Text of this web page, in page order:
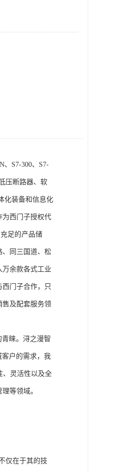
S7-300、S7-
压断路器、软
化装备和信息化
为西门子授权代
足的产品储
、同三国道、松
余款各式工业
门子合作，只
及配套服务领
睐。浔之漫智
户的需求，我
、灵活性以及全
等领域。
仅在于其的技